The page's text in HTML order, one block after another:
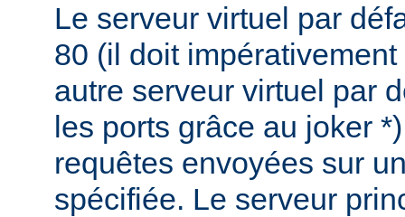
Le serveur virtuel par
80 (il doit
autre serveur virtuel par
les ports grâce au joker
requêtes envoyées sur
spécifiée. Le serveur